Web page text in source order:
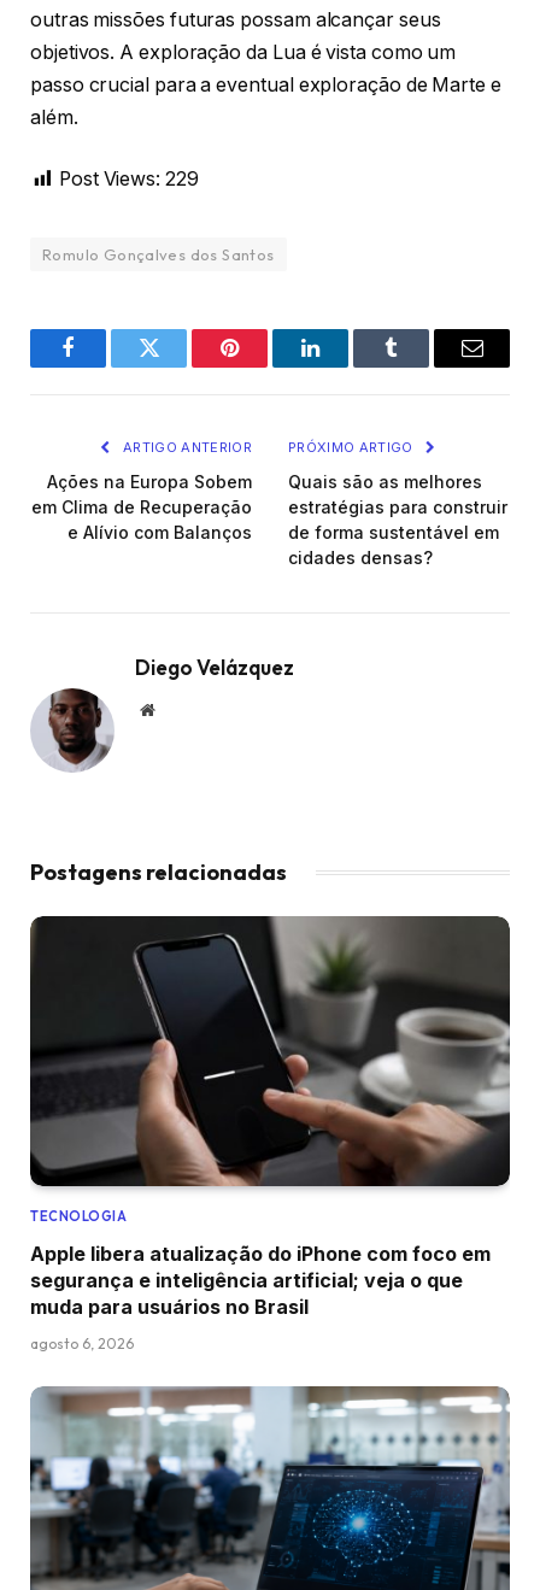
outras missões futuras possam alcançar seus
objetivos. A exploração da Lua é vista como um
passo crucial para a eventual exploração de Marte e
além.
Post Views: 229
Romulo Gonçalves dos Santos
FacebookTwitter Pinterest LinkedInTumblr Email
ARTIGO ANTERIOR
Ações na Europa Sobem
em Clima de Recuperação
e Alívio com Balanços
PRÓXIMO ARTIGO
Quais são as melhores
estratégias para construir
de forma sustentável em
cidades densas?
Diego Velázquez
Website
Postagens relacionadas
TECNOLOGIA
Apple libera atualização do iPhone com foco em
segurança e inteligência artificial; veja o que
muda para usuários no Brasil
agosto 6, 2026